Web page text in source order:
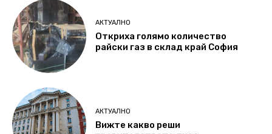
АКТУАЛНО
Откриха голямо количество
райски газ в склад край София
АКТУАЛНО
Вижте какво реши